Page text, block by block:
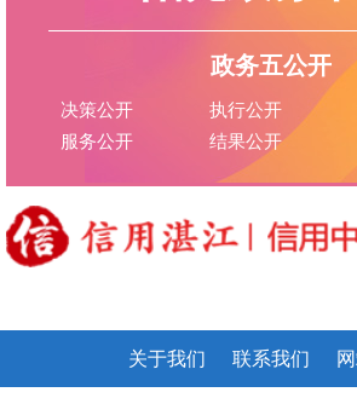
政务五公开
决策公开 执行公开
服务公开
结果公开
关于我们 联系我们